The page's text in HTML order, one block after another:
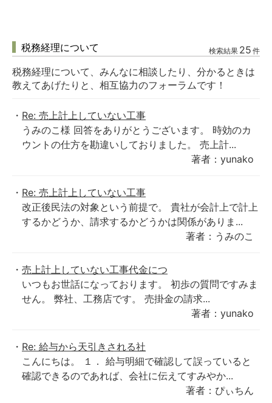
税務経理について 検索結果 25 件
税務経理について、みんなに相談したり、分かるときは
教えてあげたりと、相互協力のフォーラムです！
Re: 売上計上していない工事
うみのこ様 回答をありがとうございます。 時効のカ
ウントの仕方を勘違いしておりました。 売上計...
著者：yunako
Re: 売上計上していない工事
改正後民法の対象という前提で。 貴社が会計上で計上
するかどうか、請求するかどうかは関係がありま...
著者：うみのこ
売上計上していない工事代金につ
いつもお世話になっております。 初歩の質問ですみま
せん。 弊社、工務店です。 売掛金の請求...
著者：yunako
Re: 給与から天引きされる社
こんにちは。 １． 給与明細で確認して誤っていると
確認できるのであれば、会社に伝えてすみやか...
著者：ぴぃちん